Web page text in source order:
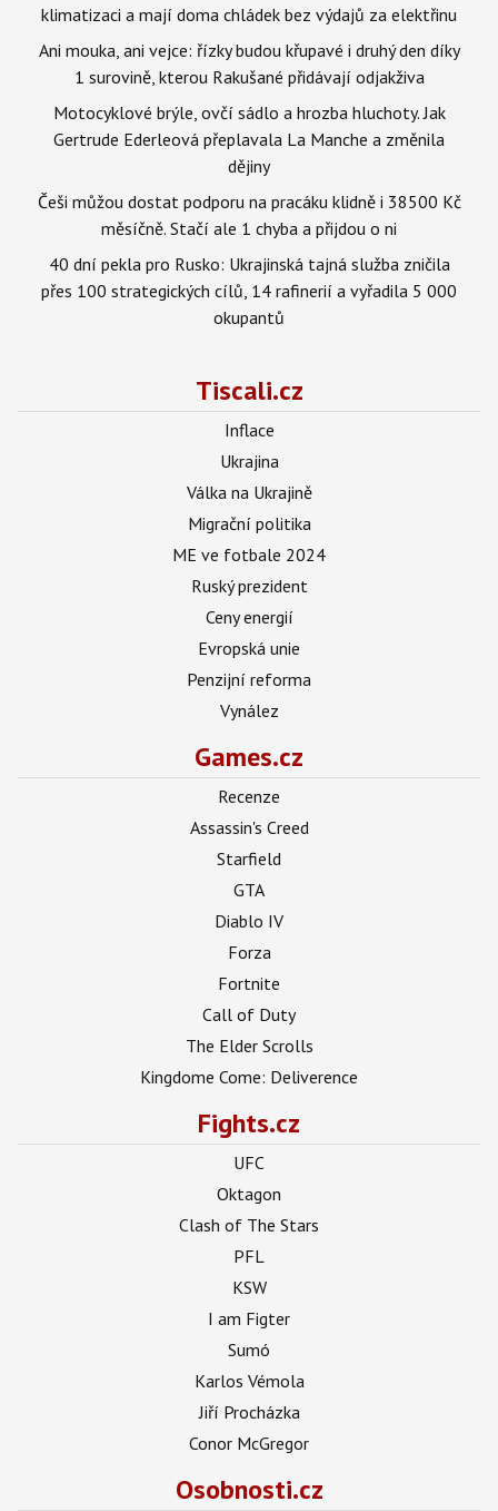
klimatizaci a mají doma chládek bez výdajů za elektřinu
Ani mouka, ani vejce: řízky budou křupavé i druhý den díky
1 surovině, kterou Rakušané přidávají odjakživa
Motocyklové brýle, ovčí sádlo a hrozba hluchoty. Jak
Gertrude Ederleová přeplavala La Manche a změnila
dějiny
Češi můžou dostat podporu na pracáku klidně i 38500 Kč
měsíčně. Stačí ale 1 chyba a přijdou o ni
40 dní pekla pro Rusko: Ukrajinská tajná služba zničila
přes 100 strategických cílů, 14 rafinerií a vyřadila 5 000
okupantů
Tiscali.cz
Inflace
Ukrajina
Válka na Ukrajině
Migrační politika
ME ve fotbale 2024
Ruský prezident
Ceny energií
Evropská unie
Penzijní reforma
Vynález
Games.cz
Recenze
Assassin's Creed
Starfield
GTA
Diablo IV
Forza
Fortnite
Call of Duty
The Elder Scrolls
Kingdome Come: Deliverence
Fights.cz
UFC
Oktagon
Clash of The Stars
PFL
KSW
I am Figter
Sumó
Karlos Vémola
Jiří Procházka
Conor McGregor
Osobnosti.cz